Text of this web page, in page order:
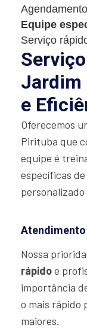
Equipe
Serviço
Jardim
e
Oferecemos
Pirituba que
equipe é
específicas
Atendimento
Nossa
rápidoe
importância
o mais rápido
maiores.